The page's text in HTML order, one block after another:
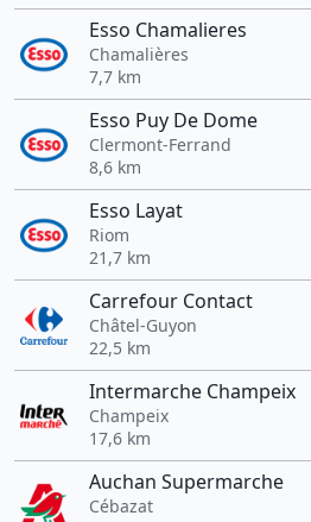
Esso Chamalieres
Chamalières
7,7 km
Esso Puy De Dome
Clermont-Ferrand
8,6 km
Esso Layat
Riom
21,7 km
Carrefour Contact
Châtel-Guyon
22,5 km
Intermarche Champeix
Champeix
17,6 km
Auchan Supermarche
Cébazat